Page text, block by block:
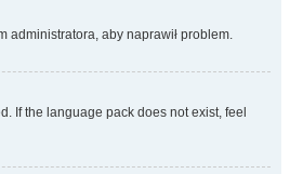
administratora, aby naprawił problem.
If the language pack does not exist, feel